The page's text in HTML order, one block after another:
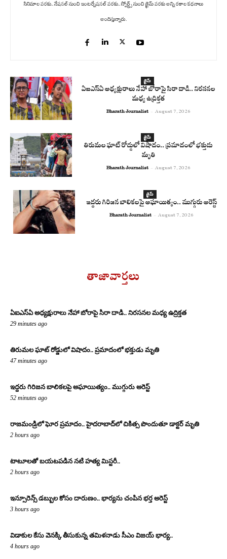
సినిమాల వరకు.. నేషనల్ నుంచి ఇంటర్నేషనల్ వరకు.. స్పోర్ట్స్ నుంచి క్రైమ్ వరకు అన్ని రకాల కథనాలు
అందిస్తున్నారు.
క్రైమ్
ఏఐఎస్‌ఏ అధ్యక్షురాలు నేహా బోరాపై సిరా దాడి.. నిరసనల
మధ్య ఉద్రిక్తత
Bharath Journalist - August 7, 2026
క్రైమ్
తిరుమల ఘాట్ రోడ్డులో విషాదం.. ప్రమాదంలో భక్తుడు
మృతి
Bharath Journalist - August 7, 2026
క్రైమ్
ఇద్దరు గిరిజన బాలికలపై అఘాయిత్యం.. ముగ్గురు అరెస్ట్
Bharath Journalist - August 7, 2026
తాజావార్తలు
ఏఐఎస్‌ఏ అధ్యక్షురాలు నేహా బోరాపై సిరా దాడి.. నిరసనల మధ్య ఉద్రిక్తత
29 minutes ago
తిరుమల ఘాట్ రోడ్డులో విషాదం.. ప్రమాదంలో భక్తుడు మృతి
47 minutes ago
ఇద్దరు గిరిజన బాలికలపై అఘాయిత్యం.. ముగ్గురు అరెస్ట్
52 minutes ago
రాజమండ్రిలో ఘోర ప్రమాదం.. హైదరాబాద్‌లో చికిత్స పొందుతూ డాక్టర్ మృతి
2 hours ago
టాటూలతో బయటపడిన నటి హత్య మిస్టరీ..
2 hours ago
ఇన్సూరెన్స్ డబ్బుల కోసం దారుణం.. భార్యను చంపిన భర్త అరెస్ట్
3 hours ago
విడాకుల కేసు వెనక్కి తీసుకున్న తమిళనాడు సీఎం విజయ్ భార్య..
4 hours ago